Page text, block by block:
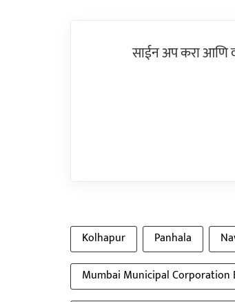
साईन अप करा आणि
Kolhapur Panhala
Mumbai Municipal Corporation